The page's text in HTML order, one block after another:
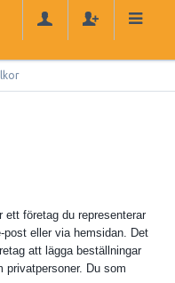
ett företag du representerar
eller via hemsidan. Det
att lägga beställningar
privatpersoner. Du som